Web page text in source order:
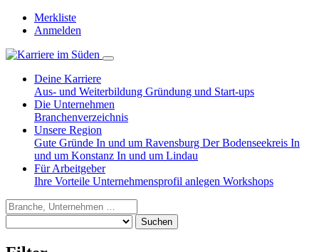
Merkliste
Anmelden
Deine Karriere
Aus- und Weiterbildung Gründung und Start-ups
Die Unternehmen
Branchenverzeichnis
Unsere Region
Gute Gründe In und um Ravensburg Der Bodenseekreis In
und um Konstanz In und um Lindau
Für Arbeitgeber
Ihre Vorteile Unternehmensprofil anlegen Workshops
Suchen